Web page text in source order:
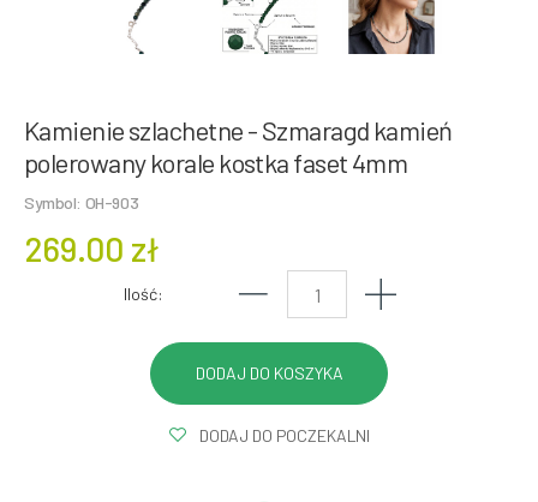
Kamienie szlachetne - Szmaragd kamień
polerowany korale kostka faset 4mm
Symbol: OH-903
269.00 zł
Ilość:
DODAJ DO POCZEKALNI